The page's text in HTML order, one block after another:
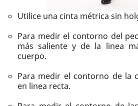
Utilice una cinta métrica sin
Para medir el contorno del
más saliente y de la linea
cuerpo.
Para medir el contorno de la
en linea recta.